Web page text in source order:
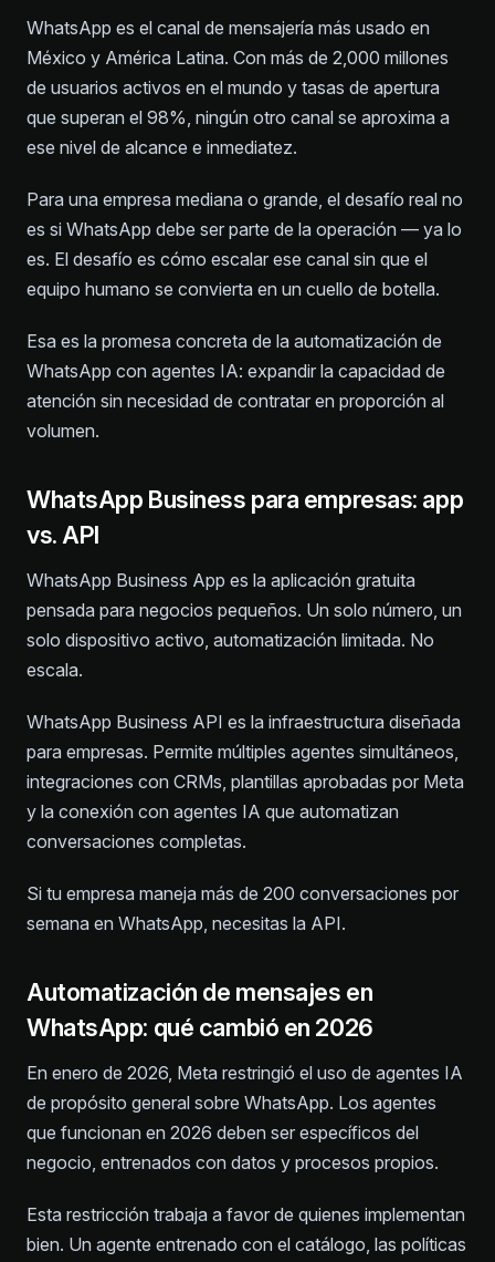
WhatsApp es el canal de mensajería más usado en
México y América Latina. Con más de 2,000 millones
de usuarios activos en el mundo y tasas de apertura
que superan el 98%, ningún otro canal se aproxima a
ese nivel de alcance e inmediatez.
Para una empresa mediana o grande, el desafío real no
es si WhatsApp debe ser parte de la operación — ya lo
es. El desafío es cómo escalar ese canal sin que el
equipo humano se convierta en un cuello de botella.
Esa es la promesa concreta de la automatización de
WhatsApp con agentes IA: expandir la capacidad de
atención sin necesidad de contratar en proporción al
volumen.
WhatsApp Business para empresas: app
vs. API
WhatsApp Business App es la aplicación gratuita
pensada para negocios pequeños. Un solo número, un
solo dispositivo activo, automatización limitada. No
escala.
WhatsApp Business API es la infraestructura diseñada
para empresas. Permite múltiples agentes simultáneos,
integraciones con CRMs, plantillas aprobadas por Meta
y la conexión con agentes IA que automatizan
conversaciones completas.
Si tu empresa maneja más de 200 conversaciones por
semana en WhatsApp, necesitas la API.
Automatización de mensajes en
WhatsApp: qué cambió en 2026
En enero de 2026, Meta restringió el uso de agentes IA
de propósito general sobre WhatsApp. Los agentes
que funcionan en 2026 deben ser específicos del
negocio, entrenados con datos y procesos propios.
Esta restricción trabaja a favor de quienes implementan
bien. Un agente entrenado con el catálogo, las políticas